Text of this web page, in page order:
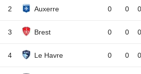
2 Auxerre 0 0 0
3 Brest 0 0 0
4 Le Havre 0 0 0